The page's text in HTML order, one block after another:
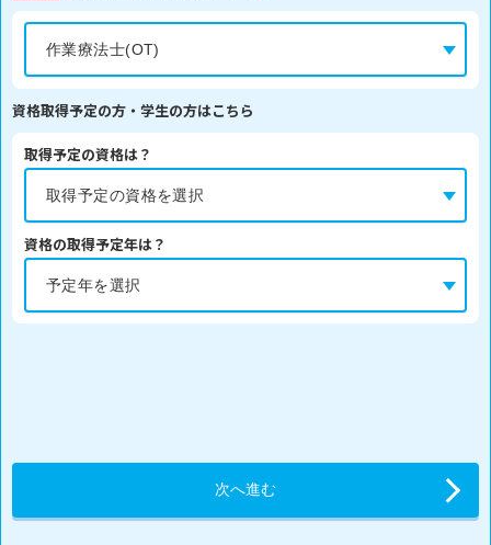
資格取得予定の方・学生の方はこちら
取得予定の資格は？
資格の取得予定年は？